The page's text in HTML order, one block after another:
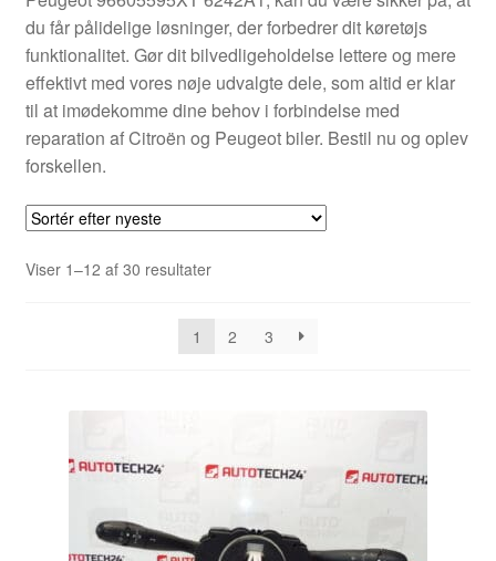
du får pålidelige løsninger, der forbedrer dit køretøjs
funktionalitet. Gør dit bilvedligeholdelse lettere og mere
effektivt med vores nøje udvalgte dele, som altid er klar
til at imødekomme dine behov i forbindelse med
reparation af Citroën og Peugeot biler. Bestil nu og oplev
forskellen.
Viser 1–12 af 30 resultaterSorteret
seneste
1
2 3